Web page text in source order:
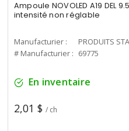
Ampoule NOVOLED A19 DEL
intensité non réglable
Manufacturier :
PRODUITS
# Manufacturier : 69775
En inventaire
2,01 $ / ch